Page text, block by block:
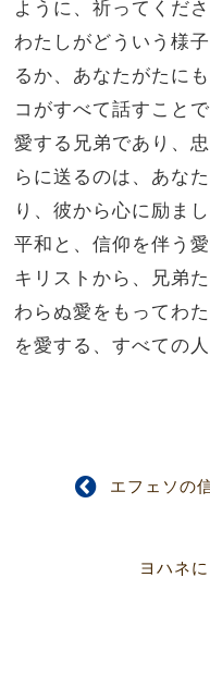
ように、祈ってくださ
わたしがどういう様
るか、あなたがたに
コがすべて話すこと
愛する兄弟であり、
らに送るのは、あな
り、彼から心に励ま
平和と、信仰を伴う
キリストから、兄弟
わらぬ愛をもってわ
を愛する、すべての
エフェソの
ヨハネ